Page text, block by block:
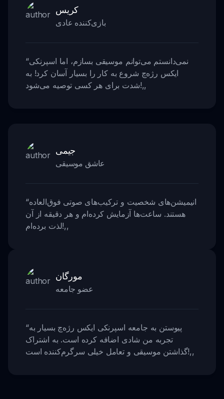
کریس
بازی‌کننده عادی
“نمی‌دانستم می‌توانم موسیقی بسازم، اما اسپرنکی
ایکس رژه‌چ شروع به کار را بسیار آسان کرد! به
شدت برای هر کسی توصیه می‌شود!,,
جیمی
عاشق موسیقی
“انیمیشن‌های شخصیت و ترکیب‌های صوتی فوق‌العاده
هستند. ساعت‌ها آزمایش کرده‌ام و هر دقیقه از آن
لذت برده‌ام!,,
مورگان
عضو جامعه
“پیوستن به جامعه اسپرنکی ایکس رژه‌چ بسیار به
تجربه من شادی اضافه کرده است. به اشتراک
گذاشتن موسیقی و تعامل خیلی سرگرم‌کننده است!,,